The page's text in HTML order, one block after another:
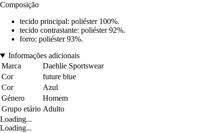
Composição
tecido principal: poliéster 100%.
tecido contrastante: poliéster 92%.
forro: poliéster 93%.
Informações adicionais
Marca
Daehlie Sportswear
Cor
future blue
Cor
Azul
Género
Homem
Grupo etário Adulto
Loading...
Loading...